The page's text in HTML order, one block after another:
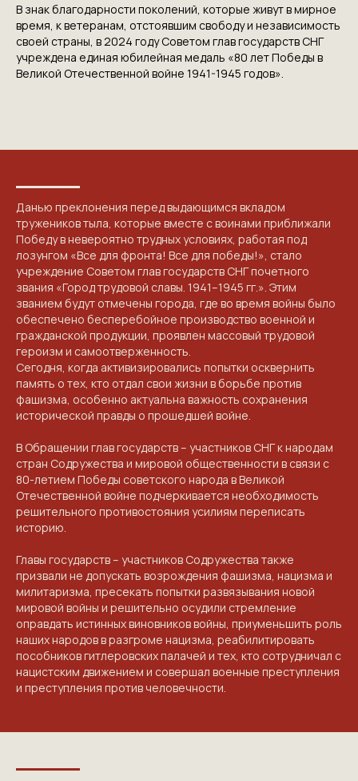
В знак благодарности поколений, которые живут в мирное
время, к ветеранам, отстоявшим свободу и независимость
своей страны, в 2024 году Советом глав государств СНГ
учреждена единая юбилейная медаль «80 лет Победы в
Великой Отечественной войне 1941-1945 годов».
Данью преклонения перед выдающимся вкладом
тружеников тыла, которые вместе с воинами приближали
Победу в невероятно трудных условиях, работая под
лозунгом «Все для фронта! Все для победы!», стало
учреждение Советом глав государств СНГ почетного
звания «Город трудовой славы. 1941–1945 гг.». Этим
званием будут отмечены города, где во время войны было
обеспечено бесперебойное производство военной и
гражданской продукции, проявлен массовый трудовой
героизм и самоотверженность.
Сегодня, когда активизировались попытки осквернить
память о тех, кто отдал свои жизни в борьбе против
фашизма, особенно актуальна важность сохранения
исторической правды о прошедшей войне.
В Обращении глав государств – участников СНГ к народам
стран Содружества и мировой общественности в связи с
80-летием Победы советского народа в Великой
Отечественной войне подчеркивается необходимость
решительного противостояния усилиям переписать
историю.
Главы государств – участников Содружества также
призвали не допускать возрождения фашизма, нацизма и
милитаризма, пресекать попытки развязывания новой
мировой войны и решительно осудили стремление
оправдать истинных виновников войны, приуменьшить роль
наших народов в разгроме нацизма, реабилитировать
пособников гитлеровских палачей и тех, кто сотрудничал с
нацистским движением и совершал военные преступления
и преступления против человечности.